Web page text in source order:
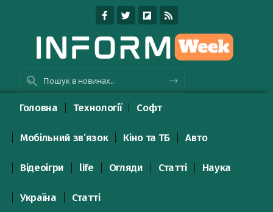
Головна Технології Софт
Мобільний зв’язок Кіно та ТБ Авто
Відеоігри life Огляди Статті Наука
Україна Статті